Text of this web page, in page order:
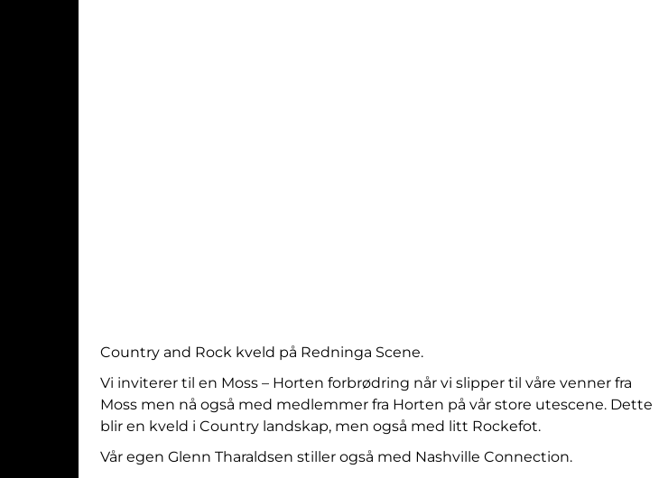
Country and Rock kveld på Redninga Scene.
Vi inviterer til en Moss – Horten forbrødring når vi slipper til våre venner fra
Moss men nå også med medlemmer fra Horten på vår store utescene. Dette
blir en kveld i Country landskap, men også med litt Rockefot.
Vår egen Glenn Tharaldsen stiller også med Nashville Connection.